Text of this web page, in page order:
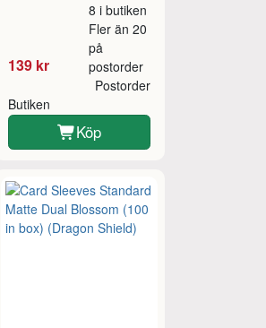
139 kr
8 i butiken
Fler än 20
på
postorder
Butiken
Postorder
Köp